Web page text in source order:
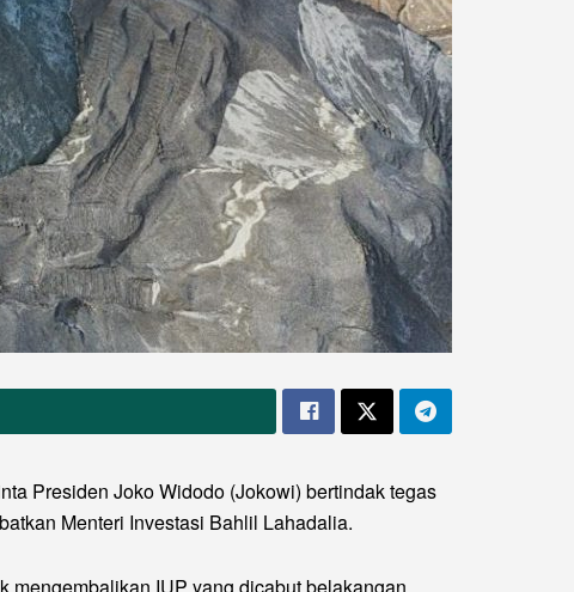
Presiden Joko Widodo (Jokowi) bertindak tegas
Menteri Investasi Bahlil Lahadalia.